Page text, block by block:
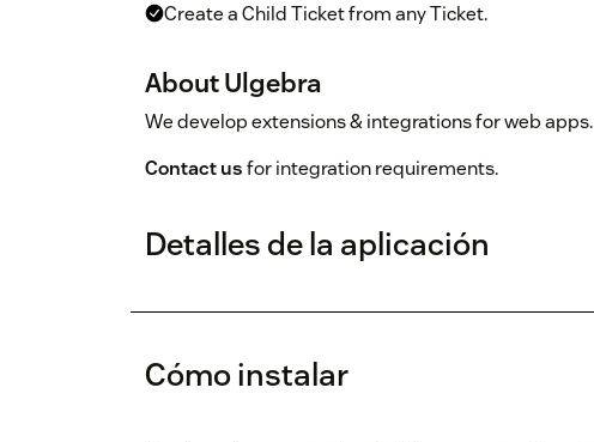
Create a Child Ticket from any Ticket.
About Ulgebra
We develop extensions & integrations for web apps.
Contact usfor integration requirements.
Detalles de la aplicación
Cómo instalar